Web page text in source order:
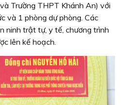
Trường THPT Khánh An) với
và 1 phòng dự phòng. Các
ninh trật tự, y tế, chương trình
lên kế hoạch.